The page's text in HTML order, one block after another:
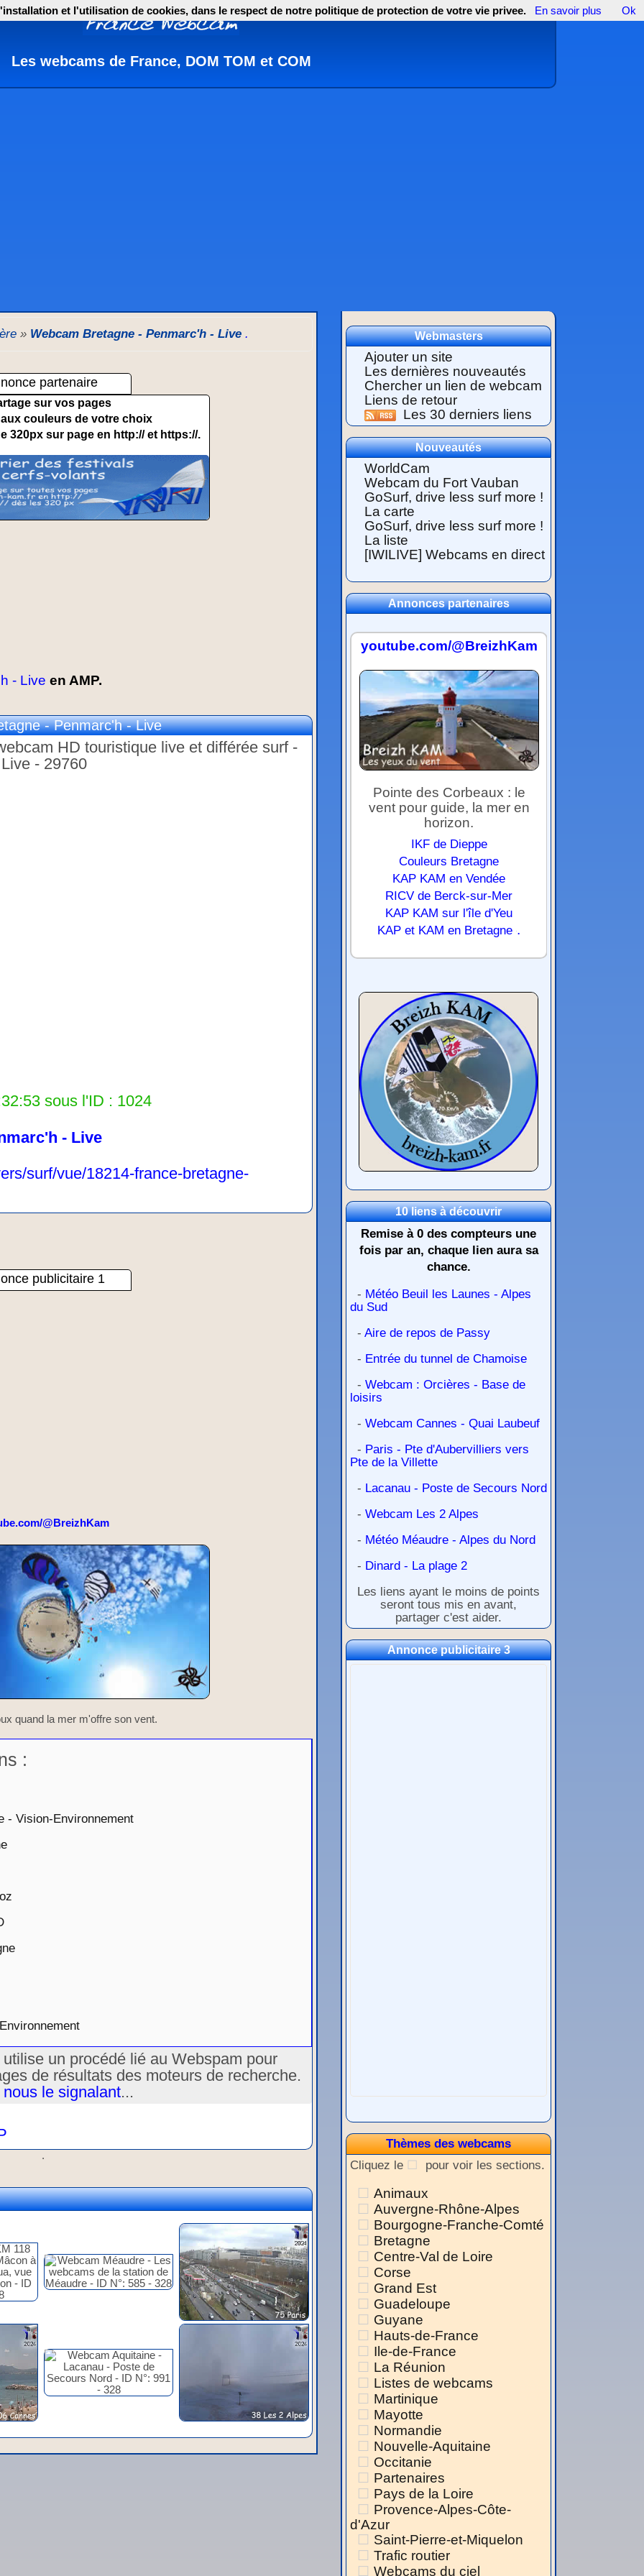
Les webcams de France, DOM TOM et COM
» Webcam Bretagne - Penmarc'h - Live .
partenaire
sur vos pages
couleurs de votre choix
320px sur page en http:// et https://.
- Live en AMP.
- Penmarc'h - Live
HD touristique live et différée surf -
- 29760
sous l'ID : 1024
- Live
surf/vue/18214-france-bretagne-
publicitaire 1
@BreizhKam
quand la mer m'offre son vent.
:
- Vision-Environnement
un procédé lié au Webspam pour
de résultats des moteurs de recherche.
le signalant...
.
Webmasters
Ajouter un site
Les dernières nouveautés
Chercher un lien de webcam
Liens de retour
Les 30 derniers liens
Nouveautés
WorldCam
Webcam du Fort Vauban
GoSurf, drive less surf more !
La carte
GoSurf, drive less surf more !
La liste
[IWILIVE] Webcams en direct
Annonces partenaires
youtube.com/@BreizhKam
Pointe des Corbeaux : le
vent pour guide, la mer en
horizon.
IKF de Dieppe
Couleurs Bretagne
KAP KAM en Vendée
RICV de Berck-sur-Mer
KAP KAM sur l'île d'Yeu
KAP et KAM en Bretagne .
10 liens à découvrir
Remise à 0 des compteurs une
fois par an, chaque lien aura sa
chance.
- Météo Beuil les Launes - Alpes
du Sud
- Aire de repos de Passy
- Entrée du tunnel de Chamoise
- Webcam : Orcières - Base de
loisirs
- Webcam Cannes - Quai Laubeuf
- Paris - Pte d'Aubervilliers vers
Pte de la Villette
- Lacanau - Poste de Secours Nord
- Webcam Les 2 Alpes
- Météo Méaudre - Alpes du Nord
- Dinard - La plage 2
Les liens ayant le moins de points
seront tous mis en avant,
partager c'est aider.
Annonce publicitaire 3
Thèmes des webcams
Cliquez le
pour voir les sections.
Animaux
Auvergne-Rhône-Alpes
Bourgogne-Franche-Comté
Bretagne
Centre-Val de Loire
Corse
Grand Est
Guadeloupe
Guyane
Hauts-de-France
Ile-de-France
La Réunion
Listes de webcams
Martinique
Mayotte
Normandie
Nouvelle-Aquitaine
Occitanie
Partenaires
Pays de la Loire
Provence-Alpes-Côte-
d'Azur
Saint-Pierre-et-Miquelon
Trafic routier
Webcams du ciel
et l'utilisation de cookies, dans le respect de notre politique de protection de votre vie privee. En savoir plus Ok